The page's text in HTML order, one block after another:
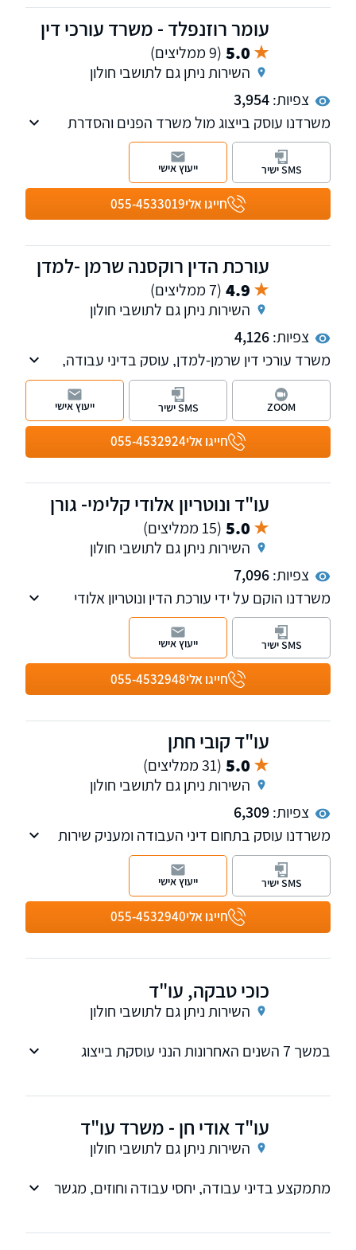
עומר רוזנפלד - משרד עורכי דין
5.0 (9 ממליצים)
השירות ניתן גם לתושבי חולון
צפיות:3,954
משרדנו עוסק בייצוג מול משרד הפנים והסדרת
מעמד בישראל, דיני עבודה וכן הנפקה והשבה של
רישיונות נשק.
חייגו אלי055-4533019
SMS ישיר ייעוץ אישי
עורכת הדין רוקסנה שרמן -למדן
4.9 (7 ממליצים)
השירות ניתן גם לתושבי חולון
צפיות:4,126
משרד עורכי דין שרמן-למדן, עוסק בדיני עבודה,
במשפט מנהלי וחוקתי ובמשפט אזרחי עסקי.
חייגו אלי055-4532924
ZOOM SMS ישיר ייעוץ אישי
עו"ד ונוטריון אלודי קלימי- גורן
5.0 (15 ממליצים)
השירות ניתן גם לתושבי חולון
צפיות:7,096
משרדנו הוקם על ידי עורכת הדין ונוטריון אלודי
קלימי-גורן בשנת 2019 לאחר שצברה ניסיון של
שנים באחד מהמשרדים המובילים בתחום
המקרקעין.
משרדנו עוסק גם בנושא אזרחות צרפתית.
חייגו אלי055-4532948
SMS ישיר ייעוץ אישי
עו"ד קובי חתן
5.0 (31 ממליצים)
השירות ניתן גם לתושבי חולון
צפיות:6,309
משרדנו עוסק בתחום דיני העבודה ומעניק שירות
כולל למעסיקים ולעובדים בכל קשת התחומים
הרחבה של דיני העבודה בישראל.
חייגו אלי055-4532940
SMS ישיר ייעוץ אישי
כוכי טבקה, עו"ד
השירות ניתן גם לתושבי חולון
במשך 7 השנים האחרונות הנני עוסקת בייצוג
עו"ד אודי חן - משרד עו"ד
השירות ניתן גם לתושבי חולון
מתמקצע בדיני עבודה, יחסי עבודה וחוזים, מגשר